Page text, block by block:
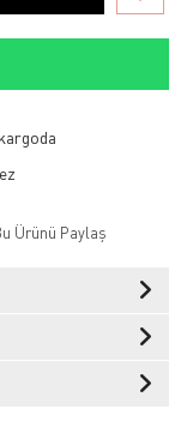
Ürünü Paylaş